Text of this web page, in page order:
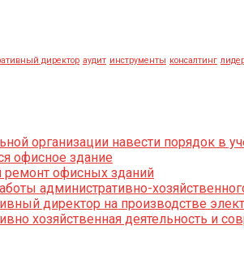
директор аудит инструменты консалтинг
организации навести порядок в
офисное здание
ремонт офисных зданий
административно-
директор на производстве
хозяйственная деятельность и